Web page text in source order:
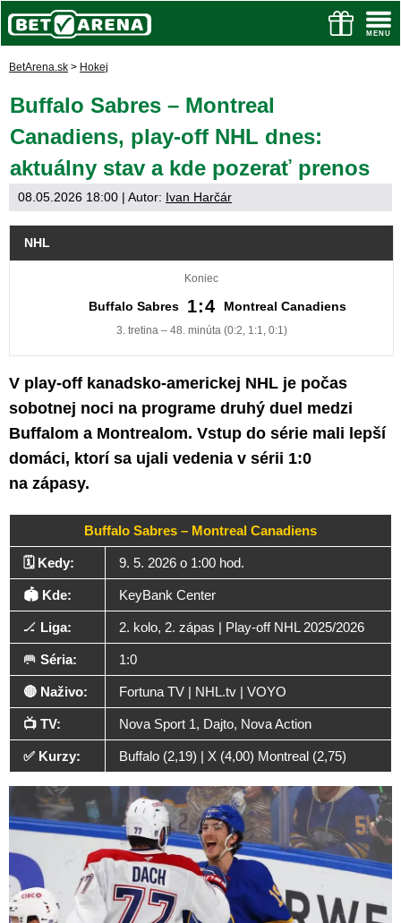
BetArena.sk > Hokej
Buffalo Sabres – Montreal
Canadiens, play-off NHL dnes:
aktuálny stav a kde pozerať prenos
08.05.2026 18:00 | Autor: Ivan Harčár
NHL
Koniec
Buffalo Sabres 1:4 Montreal Canadiens
3. tretina – 48. minúta (0:2, 1:1, 0:1)
V play-off kanadsko-americkej NHL je počas
sobotnej noci na programe druhý duel medzi
Buffalom a Montrealom. Vstup do série mali lepší
domáci, ktorí sa ujali vedenia v sérii 1:0
na zápasy.
Buffalo Sabres – Montreal Canadiens
🗓️ Kedy: 9. 5. 2026 o 1:00 hod.
🏟️ Kde: KeyBank Center
🏒 Liga: 2. kolo, 2. zápas | Play-off NHL 2025/2026
🥅 Séria: 1:0
🔴 Naživo: Fortuna TV | NHL.tv | VOYO
📺 TV: Nova Sport 1, Dajto, Nova Action
✅ Kurzy: Buffalo (2,19) | X (4,00) Montreal (2,75)